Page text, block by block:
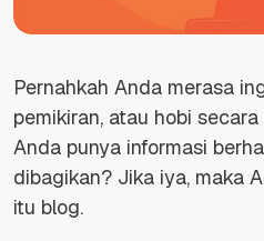
Pernahkah Anda merasa
pemikiran, atau hobi
Anda punya informasi
dibagikan? Jika iya, maka
itu blog.